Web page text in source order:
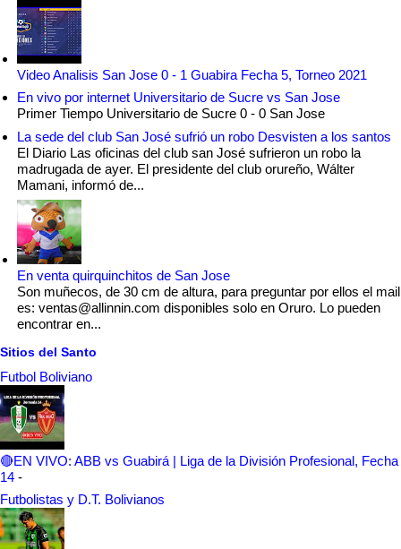
Video Analisis San Jose 0 - 1 Guabira Fecha 5, Torneo 2021
En vivo por internet Universitario de Sucre vs San Jose
Primer Tiempo Universitario de Sucre 0 - 0 San Jose
La sede del club San José sufrió un robo Desvisten a los santos
El Diario Las oficinas del club san José sufrieron un robo la
madrugada de ayer. El presidente del club orureño, Wálter
Mamani, informó de...
En venta quirquinchitos de San Jose
Son muñecos, de 30 cm de altura, para preguntar por ellos el mail
es: ventas@allinnin.com disponibles solo en Oruro. Lo pueden
encontrar en...
Sitios del Santo
Futbol Boliviano
🔴EN VIVO: ABB vs Guabirá | Liga de la División Profesional, Fecha
14 -
Futbolistas y D.T. Bolivianos